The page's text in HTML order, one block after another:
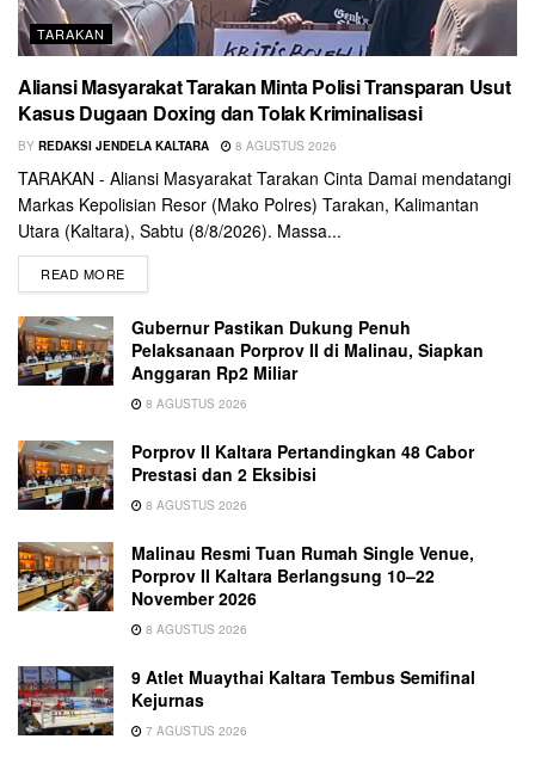
TARAKAN
Aliansi Masyarakat Tarakan Minta Polisi Transparan Usut
Kasus Dugaan Doxing dan Tolak Kriminalisasi
BY REDAKSI JENDELA KALTARA 8 AGUSTUS 2026
TARAKAN - Aliansi Masyarakat Tarakan Cinta Damai mendatangi
Markas Kepolisian Resor (Mako Polres) Tarakan, Kalimantan
Utara (Kaltara), Sabtu (8/8/2026). Massa...
READ MORE
Gubernur Pastikan Dukung Penuh
Pelaksanaan Porprov II di Malinau, Siapkan
Anggaran Rp2 Miliar
8 AGUSTUS 2026
Porprov II Kaltara Pertandingkan 48 Cabor
Prestasi dan 2 Eksibisi
8 AGUSTUS 2026
Malinau Resmi Tuan Rumah Single Venue,
Porprov II Kaltara Berlangsung 10–22
November 2026
8 AGUSTUS 2026
9 Atlet Muaythai Kaltara Tembus Semifinal
Kejurnas
7 AGUSTUS 2026